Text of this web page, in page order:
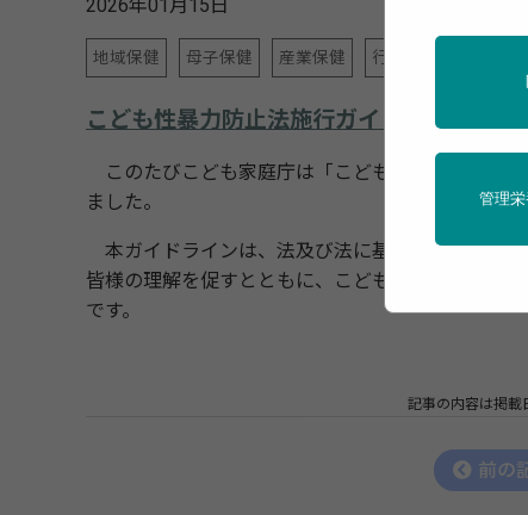
2026年01月15日
地域保健 母子保健 産業保健 行政・団体の関連資料
こども性暴力防止法施行ガイドラインの策
このたびこども家庭庁は「こども性暴力防止法
ました。
本ガイドラインは、法及び法に基づく下位法令
皆様の理解を促すとともに、こどもや保護者を始
です。
記事の内容は掲載
前の
管理